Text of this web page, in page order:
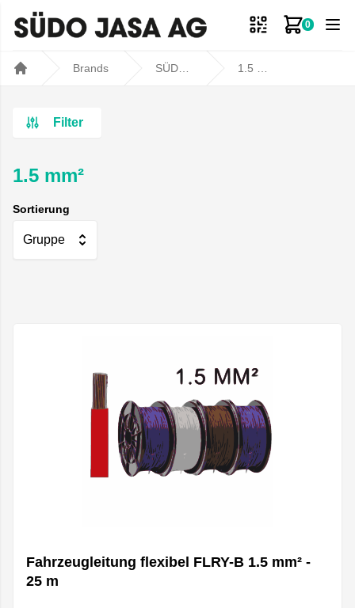
0
Zum
Brands
Filter
1.5 mm²
Sortierung
Gruppe
Fahrzeugleitung flexibel FLRY-B 1.5 mm² -
25 m